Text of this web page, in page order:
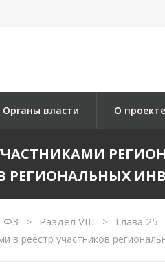
Органы власти О проекте
РЕГИОНАЛЬНЫХ
ФЗ > Раздел VIII > Глава 25
в реестр участников